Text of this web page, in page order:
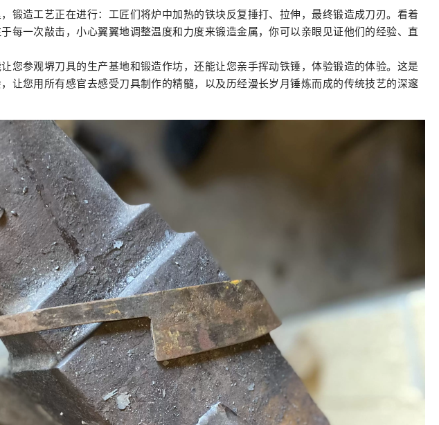
锻造工艺正在进行：工匠们将炉中加热的铁块反复捶打、拉伸，最终锻造成刀刃。看着
每一次敲击，小心翼翼地调整温度和力度来锻造金属，你可以亲眼见证他们的经验、直
您参观堺刀具的生产基地和锻造作坊，还能让您亲手挥动铁锤，体验锻造的体验。这是
让您用所有感官去感受刀具制作的精髓，以及历经漫长岁月锤炼而成的传统技艺的深邃